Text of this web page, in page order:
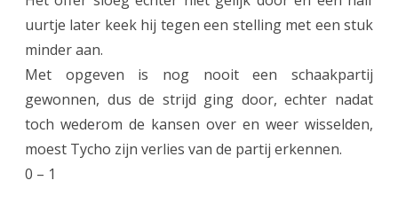
uurtje later keek hij tegen een stelling met een stuk
minder aan.
Met opgeven is nog nooit een schaakpartij
gewonnen, dus de strijd ging door, echter nadat
toch wederom de kansen over en weer wisselden,
moest Tycho zijn verlies van de partij erkennen.
0 – 1